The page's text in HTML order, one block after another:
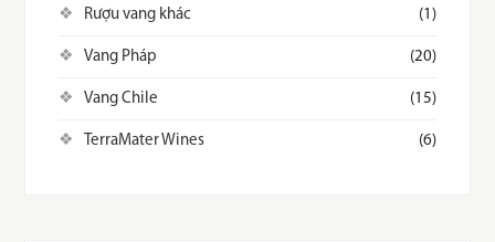
Rượu vang khác (1)
Vang Pháp (20)
Vang Chile (15)
TerraMater Wines (6)